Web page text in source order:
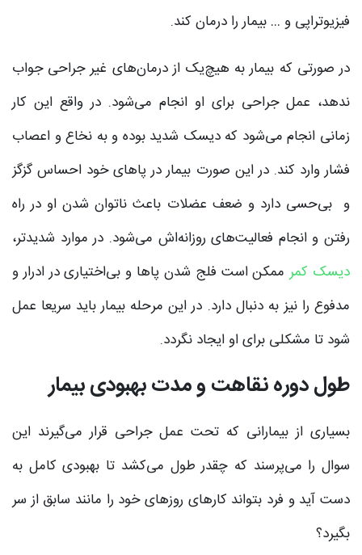
فیزیوتراپی و … بیمار را درمان کند.
در صورتی که بیمار به هیچ‌یک از درمان‌های غیر جراحی جواب
ندهد، عمل جراحی برای او انجام می‌شود. در واقع این کار
زمانی انجام می‌شود که دیسک شدید بوده و به نخاع و اعصاب
فشار وارد کند. در این صورت بیمار در پاهای خود احساس گزگز
و بی‌حسی دارد و ضعف عضلات باعث ناتوان شدن او در راه
رفتن و انجام فعالیت‌های روزانه‌اش می‌شود. در موارد شدیدتر،
دیسک کمرممکن است فلج شدن پاها و بی‌اختیاری در ادرار و
مدفوع را نیز به دنبال دارد. در این مرحله بیمار باید سریعا عمل
شود تا مشکلی برای او ایجاد نگردد.
طول دوره نقاهت و مدت بهبودی بیمار
بسیاری از بیمارانی که تحت عمل جراحی قرار می‌گیرند این
سوال را می‌پرسند که چقدر طول می‌کشد تا بهبودی کامل به
دست آید و فرد بتواند کارهای روزهای خود را مانند سابق از سر
بگیرد؟